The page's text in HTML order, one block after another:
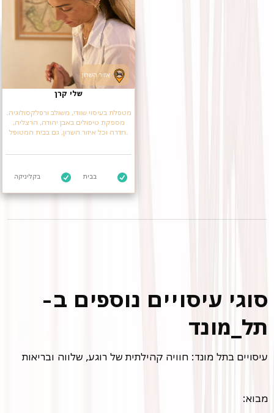
שלי קרן
מטפלת בעיסוי שוודי, משולב ורפלקסולוגיה.
מספקת טיפולים באבן יהודה, הרצליה,
בקליניקה בבית
סוגי עיסויים נוספים ב-
תל_מונד
עיסויים בתל מונד: חוויה קהילתית של רוגע, שלווה ובריאות
מבוא: